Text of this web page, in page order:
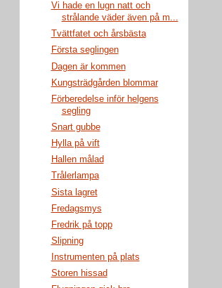
Vi hade en lugn natt och
strålande väder även på m...
Tvättfatet och årsbästa
Första seglingen
Dagen är kommen
Kungsträdgården blommar
Förberedelse inför helgens
segling
Snart gubbe
Hylla på vift
Hallen målad
Trålerlampa
Sista lagret
Fredagsmys
Fredrik på topp
Slipning
Instrumenten på plats
Storen hissad